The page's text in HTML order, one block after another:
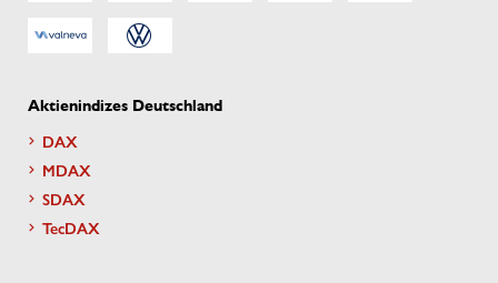
Aktienindizes Deutschland
DAX
MDAX
SDAX
TecDAX